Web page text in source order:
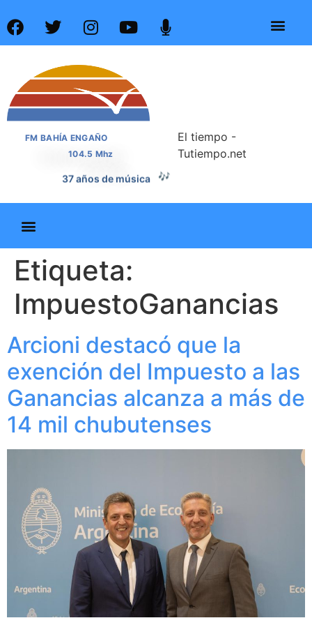
FM BAHÍA ENGAÑO
104.5 Mhz
37 años de música 🎶
El tiempo -
Tutiempo.net
Etiqueta:
ImpuestoGanancias
Arcioni destacó que la
exención del Impuesto a las
Ganancias alcanza a más de
14 mil chubutenses